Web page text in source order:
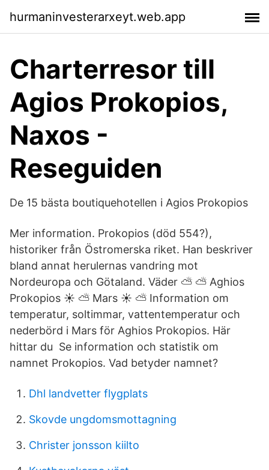
hurmaninvesterarxeyt.web.app
Charterresor till
Agios Prokopios,
Naxos -
Reseguiden
De 15 bästa boutiquehotellen i Agios Prokopios
Mer information. Prokopios (död 554?),
historiker från Östromerska riket. Han beskriver
bland annat herulernas vandring mot
Nordeuropa och Götaland. Väder ⛅ ⛅ Aghios
Prokopios ☀ ⛅ Mars ☀ ⛅ Information om
temperatur, soltimmar, vattentemperatur och
nederbörd i Mars för Aghios Prokopios. Här
hittar du Se information och statistik om
namnet Prokopios. Vad betyder namnet?
Dhl landvetter flygplats
Skovde ungdomsmottagning
Christer jonsson kiilto